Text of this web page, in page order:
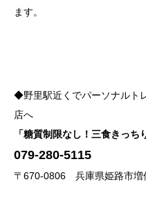
ます。
◆野里駅近くでパーソナルト
店へ
「糖質制限なし！三食きっち
079-280-5115
〒670-0806 兵庫県姫路市